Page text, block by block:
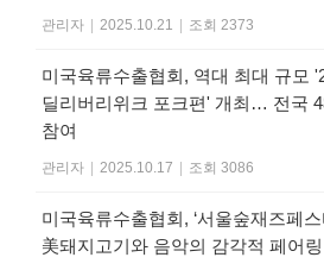
관리자 2025.10.21 조회 2373
미국육류수출협회, 역대 최대 규모
딜리버리위크 포크편' 개최… 전국
참여
관리자 2025.10.17 조회 3086
미국육류수출협회, ‘서울숲재즈페스
美돼지고기와 음악의 감각적 페어